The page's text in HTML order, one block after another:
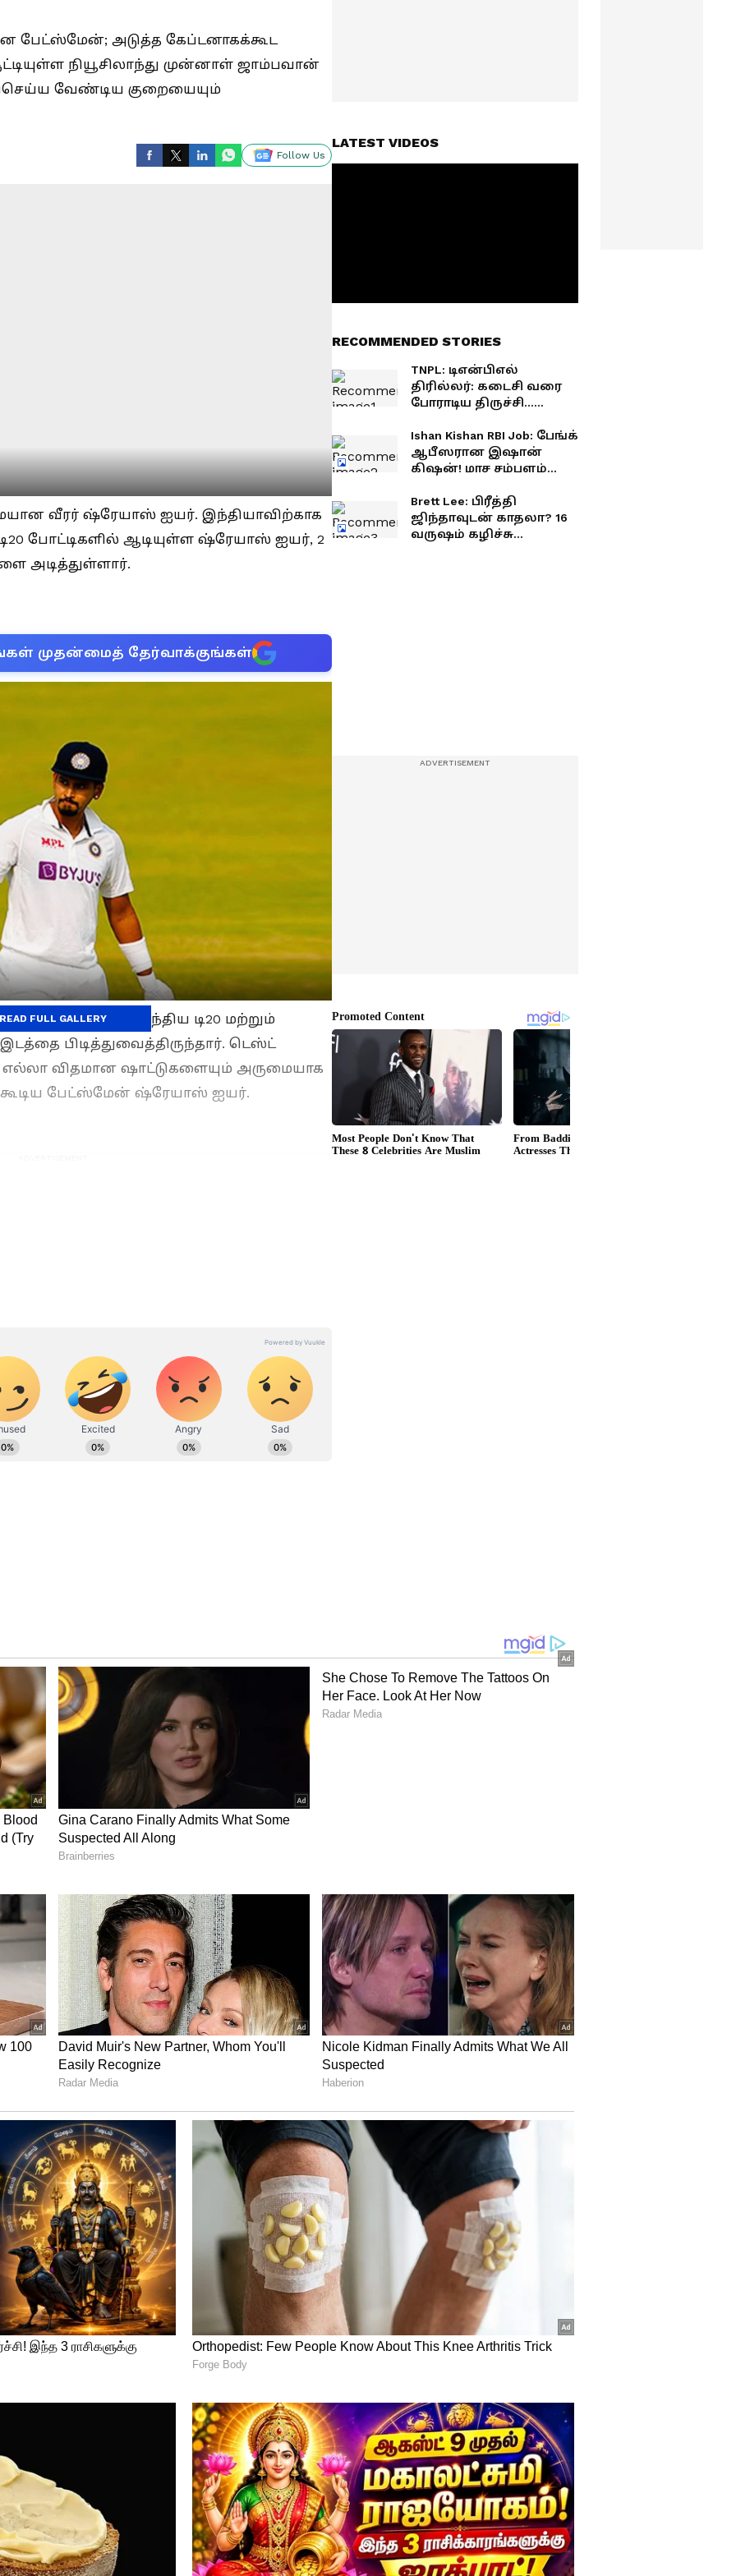
பேட்ஸ்மேன்; அடுத்த கேப்டனாகக்கூட
நியூசிலாந்து முன்னாள் ஜாம்பவான்
வேண்டிய குறையையும்
Follow Us
வீரர் ஷ்ரேயாஸ் ஐயர். இந்தியாவிற்காக
போட்டிகளில் ஆடியுள்ள ஷ்ரேயாஸ் ஐயர், 2
அடித்துள்ளார்.
முதன்மைத் தேர்வாக்குங்கள்
ஐயர், இந்திய டி20 மற்றும்
பிடித்துவைத்திருந்தார். டெஸ்ட்
எல்லா விதமான ஷாட்டுகளையும் அருமையாக
பேட்ஸ்மேன் ஷ்ரேயாஸ் ஐயர்.
என்பதை ஷ்ரேயாஸ் அறிந்திருந்தாலும்,
கொள்ள முடியவில்லை. இதுவே அவருக்கு
இடத்திற்காக போட்டி போடுவது,
யாதவ் மைதானத்தின் அனைத்து
இந்தியாவின் 360 ஆவார். எனவே
அணியில் இடம்பிடிக்க வேண்டுமென்றால்,
ஷ்ரேயாஸ் ஐயரின் பலவீனம் அம்பலப்பட,
மிகச்சிறப்பாக விளையாட, இந்திய
இழந்தார் ஷ்ரேயாஸ் ஐயர்.
FULL GALLERY
LATEST VIDEOS
RECOMMENDED STORIES
TNPL: டிஎன்பிஎல்
திரில்லர்: கடைசி வரை
போராடிய திருச்சி...
மதுரை!
Ishan Kishan RBI Job: பேங்க்
ஆபீஸரான இஷான்
கிஷன்! மாச சம்பளம்
Brett Lee: பிரீத்தி
ஜிந்தாவுடன் காதலா? 16
வருஷம் கழிச்சு